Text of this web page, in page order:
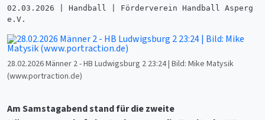
02.03.2026 | Handball | Förderverein Handball Asperg
e.V.
28.02.2026 Männer 2 - HB Ludwigsburg 2 23:24 | Bild: Mike Matysik
(www.portraction.de)
Am Samstagabend stand für die zweite